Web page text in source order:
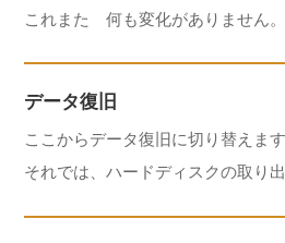
これまた 何も変化がありません。
データ復旧
ここからデータ復旧に切り替えます
それでは、ハードディスクの取り